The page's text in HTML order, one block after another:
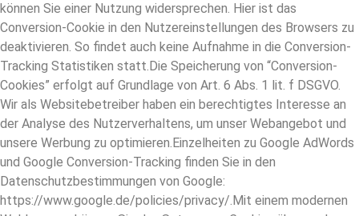
können Sie einer Nutzung widersprechen. Hier ist das
Conversion-Cookie in den Nutzereinstellungen des Browsers zu
deaktivieren. So findet auch keine Aufnahme in die Conversion-
Tracking Statistiken statt.Die Speicherung von “Conversion-
Cookies” erfolgt auf Grundlage von Art. 6 Abs. 1 lit. f DSGVO.
Wir als Websitebetreiber haben ein berechtigtes Interesse an
der Analyse des Nutzerverhaltens, um unser Webangebot und
unsere Werbung zu optimieren.Einzelheiten zu Google AdWords
und Google Conversion-Tracking finden Sie in den
Datenschutzbestimmungen von Google:
https://www.google.de/policies/privacy/.Mit einem modernen